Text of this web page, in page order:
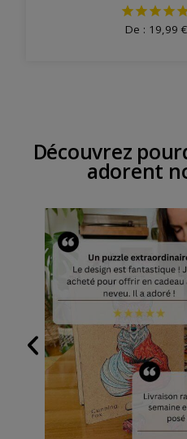
De : 19,99 €
Découvrez
adorent